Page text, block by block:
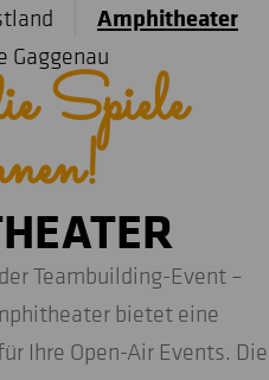
Amphitheater
Gaggenau
Spiele
Teambuilding-Event –
bietet eine
Ihre Open-Air Events. Die